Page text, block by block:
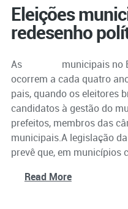
Eleições
redesenho
As municipais no
ocorrem a cada quatro
pais, quando os eleitores
candidatos à gestão do
prefeitos, membros das
municipais.A legislação
prevê que, em municípios
Read More